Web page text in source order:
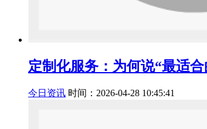
定制化服务：为何说“最适
今日资讯 时间：2026-04-28 10:45:41